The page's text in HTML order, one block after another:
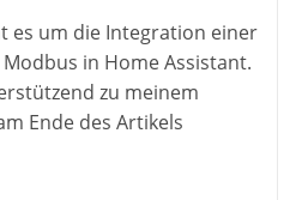
es um die Integration einer
in Home Assistant.
zu meinem
Ende des Artikels